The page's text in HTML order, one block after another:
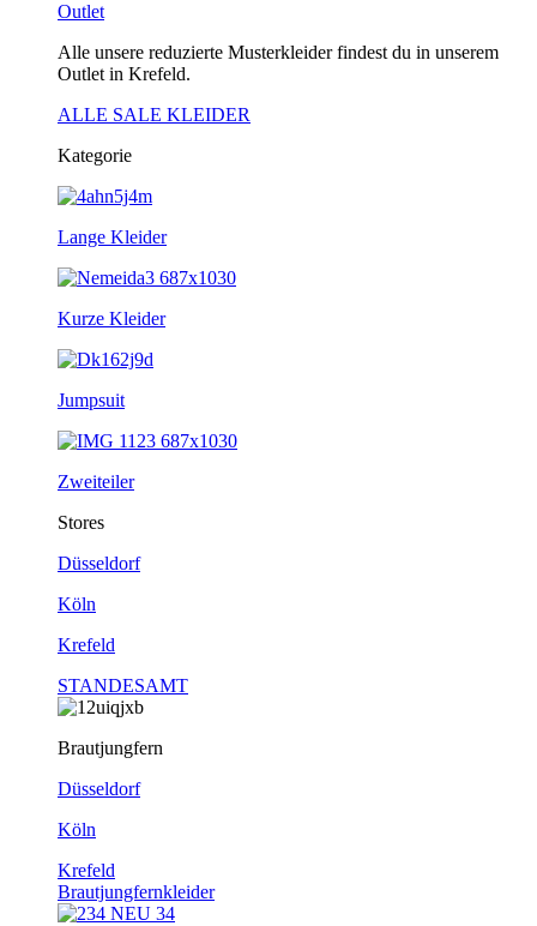
Outlet
Alle unsere reduzierte Musterkleider findest du in unserem
Outlet in Krefeld.
ALLE SALE KLEIDER
Kategorie
Lange Kleider
Kurze Kleider
Jumpsuit
Zweiteiler
Stores
Düsseldorf
Köln
Krefeld
STANDESAMT
Brautjungfern
Düsseldorf
Köln
Krefeld
Brautjungfernkleider